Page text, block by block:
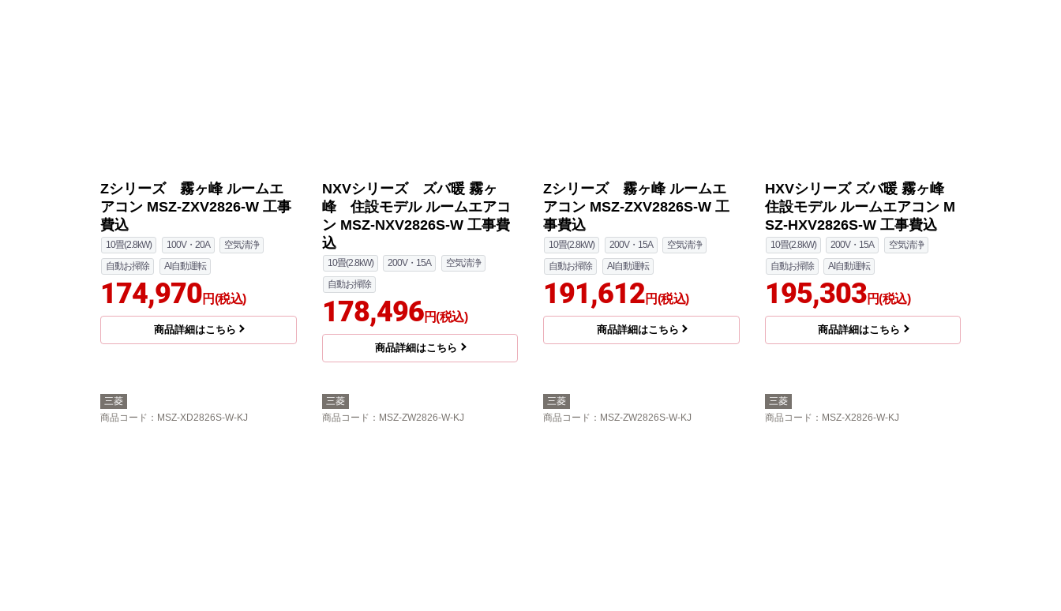
Zシリーズ 霧ヶ峰 ルームエ
アコン MSZ-ZXV2826-W 工事
費込
10畳(2.8kW) 100V・20A
空気清浄
自動お掃除
AI自動運転
174,970円(税込)
商品詳細はこちら
NXVシリーズ ズバ暖 霧ヶ
峰 住設モデル ルームエアコ
ン MSZ-NXV2826S-W 工事費
込
10畳(2.8kW) 200V・15A
空気清浄
自動お掃除
178,496円(税込)
商品詳細はこちら
Zシリーズ 霧ヶ峰 ルームエ
アコン MSZ-ZXV2826S-W 工
事費込
10畳(2.8kW) 200V・15A
空気清浄
自動お掃除
AI自動運転
191,612円(税込)
商品詳細はこちら
HXVシリーズ ズバ暖 霧ヶ峰
住設モデル ルームエアコン M
SZ-HXV2826S-W 工事費込
10畳(2.8kW) 200V・15A
空気清浄
自動お掃除
AI自動運転
195,303円(税込)
商品詳細はこちら
三菱
商品コード ：MSZ-XD2826S-W-KJ
三菱
商品コード ：MSZ-ZW2826-W-KJ
三菱
商品コード ：MSZ-ZW2826S-W-KJ
三菱
商品コード ：MSZ-X2826-W-KJ